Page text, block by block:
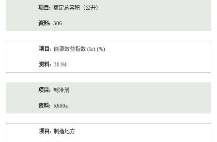
额定总容积（公升）
306
能源效益指数 (Iε) (%)
30.94
制冷剂
R600a
制造地方